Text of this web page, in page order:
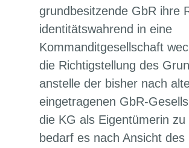
grundbesitzende GbR ihre
identitätswahrend in eine
Kommanditgesellschaft
die Richtigstellung des
anstelle der bisher nach
eingetragenen GbR-
die KG als Eigentümerin zu
bedarf es nach Ansicht des